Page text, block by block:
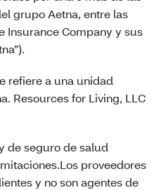
grupo Aetna, entre las
Insurance Company y sus
refiere a una unidad
Resources for Living, LLC
de seguro de salud
proveedores
y no son agentes de